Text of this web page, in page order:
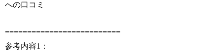
への口コミ
==========================
参考内容1：